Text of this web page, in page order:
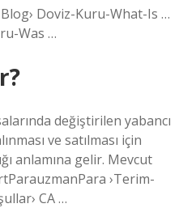
Doviz-Kuru-What-Is …
Was …
değiştirilen yabancı
ve satılması için
anlamına gelir. Mevcut
›Terim-
CA …